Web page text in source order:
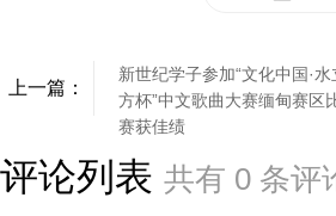
上一篇：
新世纪学子参加“文化中国·水
方杯”中文歌曲大赛缅甸赛区
赛获佳绩
评论列表 共有 0 条评